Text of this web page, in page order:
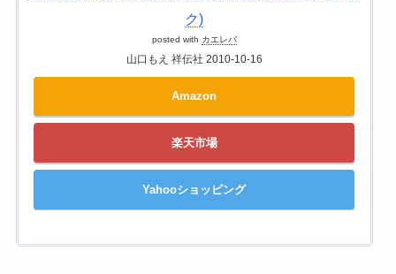
ク)
posted with カエレバ
山口もえ 祥伝社 2010-10-16
Amazon
楽天市場
Yahooショッピング